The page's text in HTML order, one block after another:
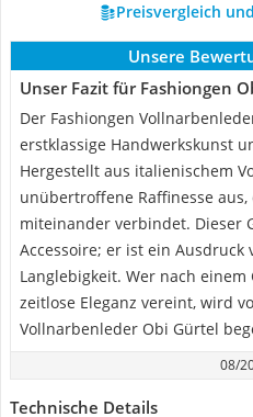
Preisvergleich
Unsere
Unser Fazit für Fashiongen
Der Fashiongen
erstklassige Handwerkskunst
Hergestellt aus italienischem
unübertroffene Raffinesse
miteinander verbindet. Dieser
Accessoire; er ist ein Ausdruck
Langlebigkeit. Wer nach
zeitlose Eleganz vereint, wird
Vollnarbenleder Obi Gürtel
08/
Technische Details